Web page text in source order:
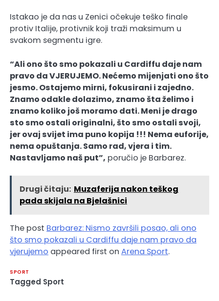
Istakao je da nas u Zenici očekuje teško finale
protiv Italije, protivnik koji traži maksimum u
svakom segmentu igre.
“Ali ono što smo pokazali u Cardiffu daje nam
pravo da VJERUJEMO. Nećemo mijenjati ono što
jesmo. Ostajemo mirni, fokusirani i zajedno.
Znamo odakle dolazimo, znamo šta želimo i
znamo koliko još moramo dati. Meni je drago
sto smo ostali originalni, što smo ostali svoji,
jer ovaj svijet ima puno kopija !!! Nema euforije,
nema opuštanja. Samo rad, vjera i tim.
Nastavljamo naš put”, poručio je Barbarez.
Drugi čitaju: Muzaferija nakon teškog
pada skijala na Bjelašnici
The post Barbarez: Nismo završili posao, ali ono
što smo pokazali u Cardiffu daje nam pravo da
vjerujemo appeared first on Arena Sport.
SPORT
Tagged Sport